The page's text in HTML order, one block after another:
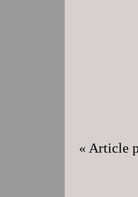
« Article